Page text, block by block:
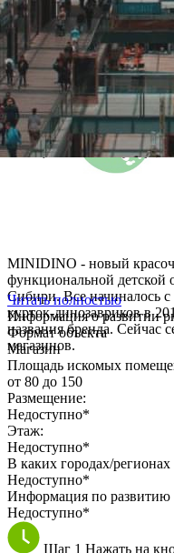
МINIDINO - новый
функциональной
Сибири. Все начиналось
курток-динозавриков в
названия бренда. Сейчас
магазинов.
Читать полностью
Информация о развитии
Формат объекта
Магазин
Площадь искомых
от 80 до 150
Размещение:
Недоступно*
Этаж:
Недоступно*
В каких городах/регионах
Недоступно*
Информация по развитию
Недоступно*
Шаг 1 Нажать на